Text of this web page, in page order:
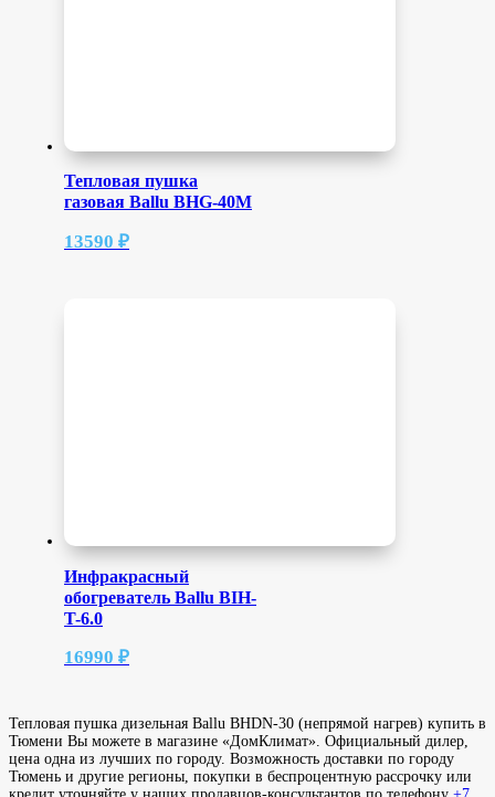
Тепловая пушка
газовая Ballu BHG-40M
13590 ₽
Инфракрасный
обогреватель Ballu BIH-
T-6.0
16990 ₽
Тепловая пушка дизельная Ballu BHDN-30 (непрямой нагрев) купить в
Тюмени Вы можете в магазине «ДомКлимат». Официальный дилер,
цена одна из лучших по городу. Возможность доставки по городу
Тюмень и другие регионы, покупки в беспроцентную рассрочку или